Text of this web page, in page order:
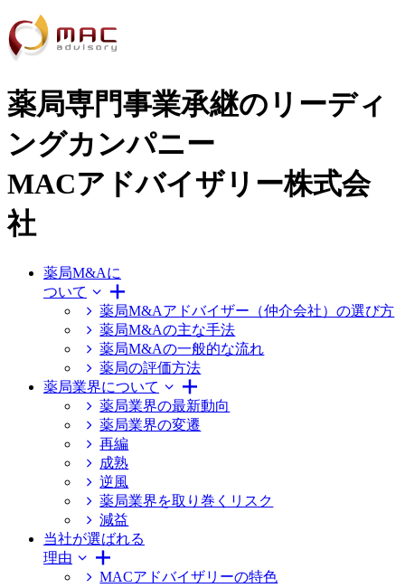
薬局専門事業承継のリーディ
ングカンパニー
MACアドバイザリー株式会
社
薬局M&Aに
ついて
薬局M&Aアドバイザー（仲介会社）の選び方
薬局M&Aの主な手法
薬局M&Aの一般的な流れ
薬局の評価方法
薬局業界について
薬局業界の最新動向
薬局業界の変遷
再編
成熟
逆風
薬局業界を取り巻くリスク
減益
当社が選ばれる
理由
MACアドバイザリーの特色